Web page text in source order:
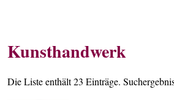
Kunsthandwerk
Die Liste enthält 23 Einträge.